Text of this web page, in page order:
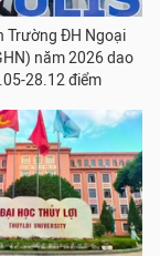
Trường ĐH Ngoại
năm 2026 dao
28.12 điểm